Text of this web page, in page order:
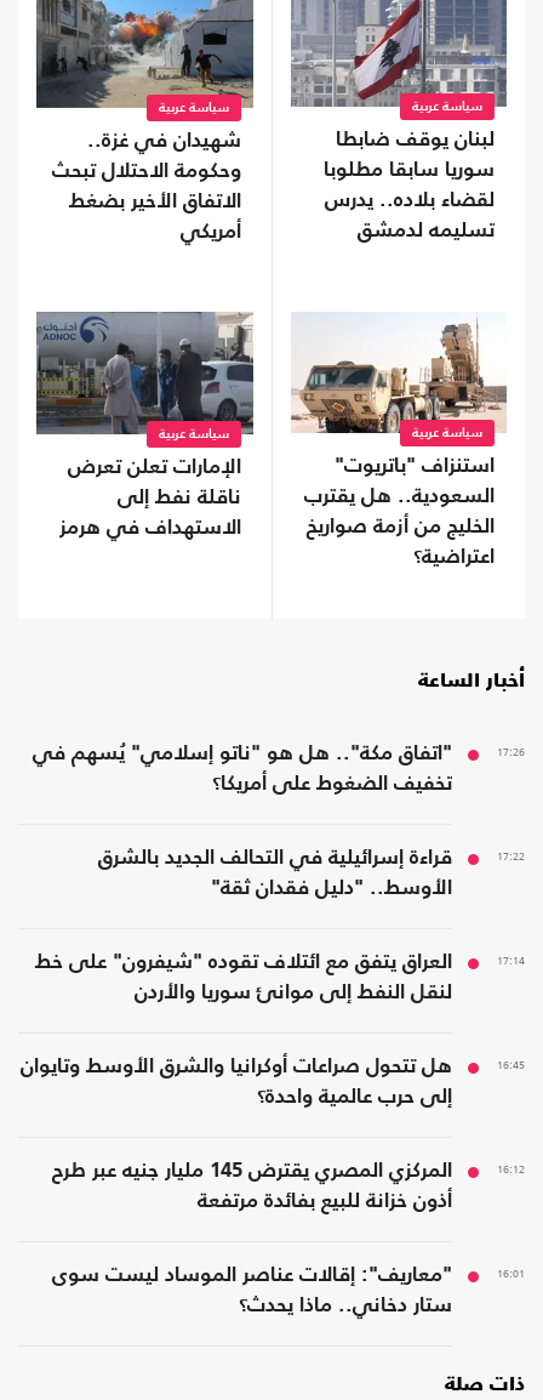
سياسة عربية
لبنان يوقف ضابطا
سوريا سابقا مطلوبا
لقضاء بلاده.. يدرس
تسليمه لدمشق
سياسة عربية
شهيدان في غزة..
وحكومة الاحتلال تبحث
الاتفاق الأخير بضغط
أمريكي
سياسة عربية
استنزاف "باتريوت"
السعودية.. هل يقترب
الخليج من أزمة صواريخ
اعتراضية؟
سياسة عربية
الإمارات تعلن تعرض
ناقلة نفط إلى
الاستهداف في هرمز
أخبار الساعة
17:26
"اتفاق مكة".. هل هو "ناتو إسلامي" يُسهم في
تخفيف الضغوط على أمريكا؟
17:22
قراءة إسرائيلية في التحالف الجديد بالشرق
الأوسط.. "دليل فقدان ثقة"
17:14
العراق يتفق مع ائتلاف تقوده "شيفرون" على خط
لنقل النفط إلى موانئ سوريا والأردن
16:45
هل تتحول صراعات أوكرانيا والشرق الأوسط وتايوان
إلى حرب عالمية واحدة؟
16:12
المركزي المصري يقترض 145 مليار جنيه عبر طرح
أذون خزانة للبيع بفائدة مرتفعة
16:01
"معاريف": إقالات عناصر الموساد ليست سوى
ستار دخاني.. ماذا يحدث؟
ذات صلة